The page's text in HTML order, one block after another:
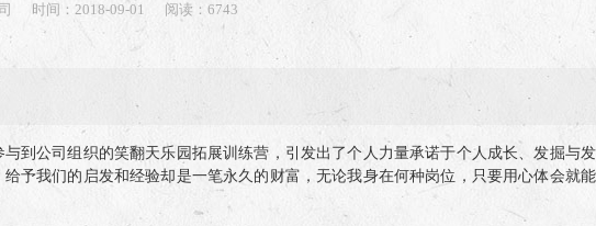
时间： 2018-09-01 阅读：6743
公司组织的笑翻天乐园拓展训练营，引发出了个人力量承诺于个人成长、发掘与发
予我们的启发和经验却是一笔永久的财富，无论我身在何种岗位，只要用心体会就能